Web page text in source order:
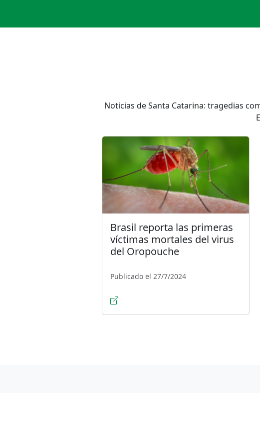
Noticias de Santa Catarina: tragedias
Brasil reporta las primeras
víctimas mortales del virus
del Oropouche
Publicado el 27/7/2024